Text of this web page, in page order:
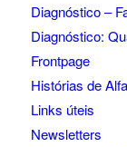
Diagnóstico –
Diagnóstico:
Frontpage
Histórias de
Links úteis
Newsletters